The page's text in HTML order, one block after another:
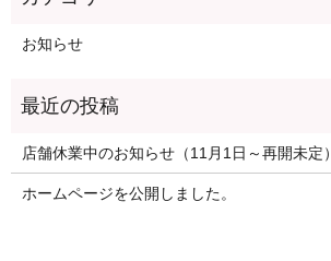
お知らせ
店舗休業中のお知らせ（11月1日～再開未定）
ホームページを公開しました。